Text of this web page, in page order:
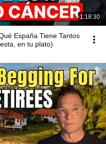
1:18:30
España Tiene Tantos
en tu plato)